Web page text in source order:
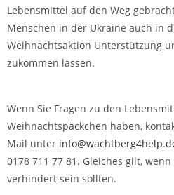
Lebensmittel auf den Weg
Menschen in der Ukraine auch in
Weihnachtsaktion Unterstützung
zukommen lassen.
Wenn Sie Fragen zu den
Weihnachtspäckchen haben,
Mail unter
0178 711 77 81. Gleiches gilt,
verhindert sein sollten.